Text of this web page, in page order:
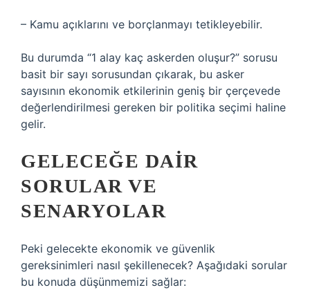
– Kamu açıklarını ve borçlanmayı tetikleyebilir.
Bu durumda “1 alay kaç askerden oluşur?” sorusu
basit bir sayı sorusundan çıkarak, bu asker
sayısının ekonomik etkilerinin geniş bir çerçevede
değerlendirilmesi gereken bir politika seçimi haline
gelir.
GELECEĞE DAIR
SORULAR VE
SENARYOLAR
Peki gelecekte ekonomik ve güvenlik
gereksinimleri nasıl şekillenecek? Aşağıdaki sorular
bu konuda düşünmemizi sağlar: